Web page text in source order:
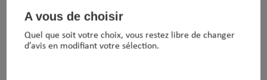
Tél :02 40 32 11 11
E-mail : es-industrie@tipiak.fr
A vous de choisir
Quel que soit votre choix, vous restez libre de changer
d’avis en modifiant votre sélection.